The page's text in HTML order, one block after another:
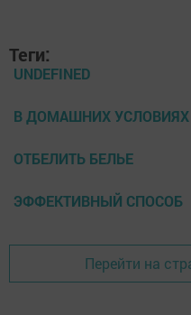
Теги:
UNDEFINED
В ДОМАШНИХ УСЛОВИЯХ
ОТБЕЛИТЬ БЕЛЬЕ
ЭФФЕКТИВНЫЙ СПОСОБ
Перейти на